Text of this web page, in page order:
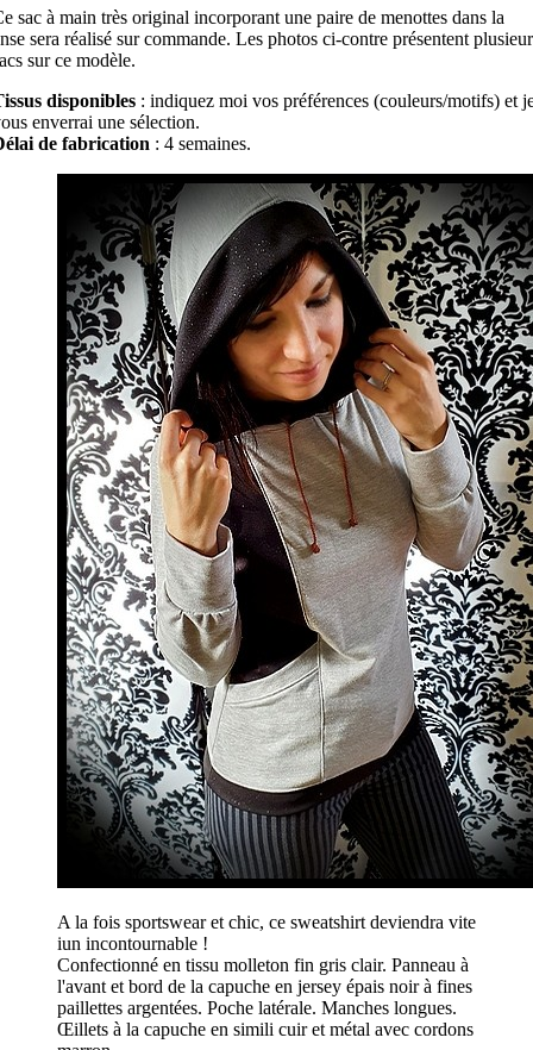
sac à main très original incorporant une paire de menottes dans la
sera réalisé sur commande. Les photos ci-contre présentent
sur ce modèle.
disponibles : indiquez moi vos préférences (couleurs/motifs) et
enverrai une sélection.
de fabrication : 4 semaines.
A la fois sportswear et chic, ce sweatshirt deviendra vite
iun incontournable !
Confectionné en tissu molleton fin gris clair. Panneau à
l'avant et bord de la capuche en jersey épais noir à fines
paillettes argentées. Poche latérale. Manches longues.
Œillets à la capuche en simili cuir et métal avec cordons